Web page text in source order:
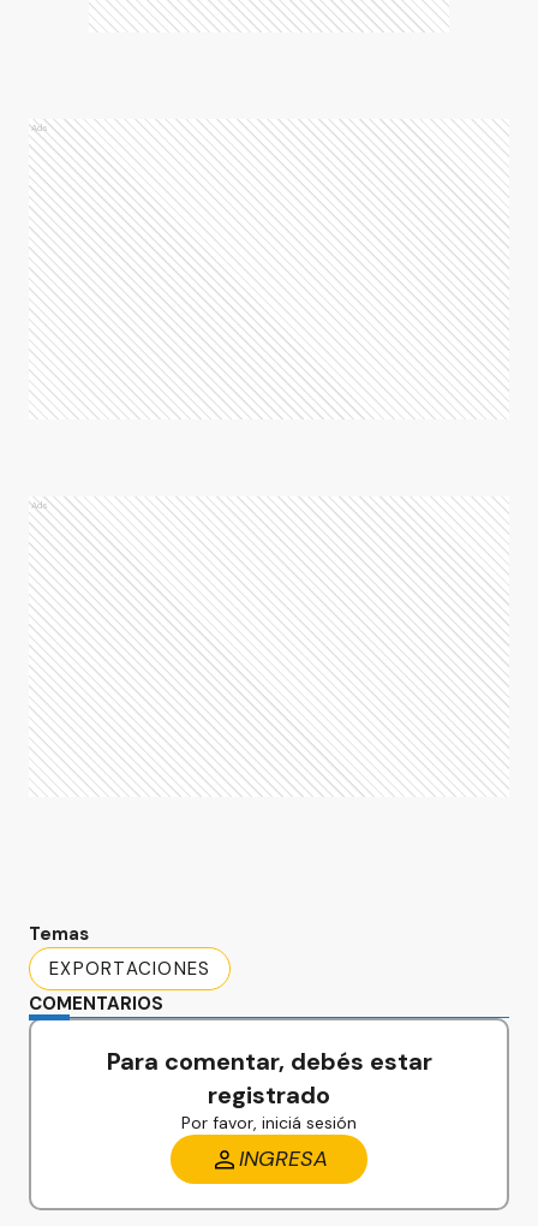
Ads
Ads
Temas
EXPORTACIONES
COMENTARIOS
Para comentar, debés estar
registrado
Por favor, iniciá sesión
INGRESA